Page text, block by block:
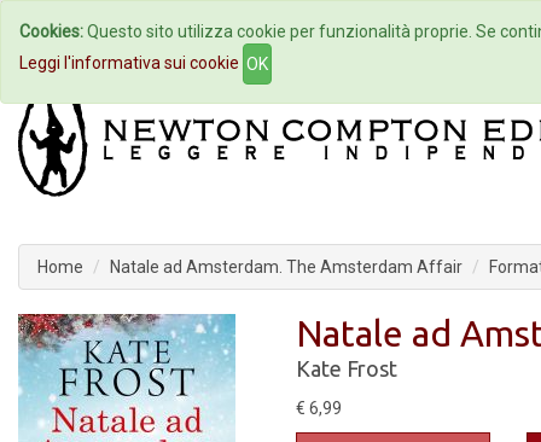
Home Autori Eventi
Home Natale ad Amsterdam. The Amsterdam Affair
Natale ad
Kate Frost
€ 6,99
Cookies:Questo sito utilizza cookie per funzionalità proprie. Se
Leggi l'informativa sui cookie OK